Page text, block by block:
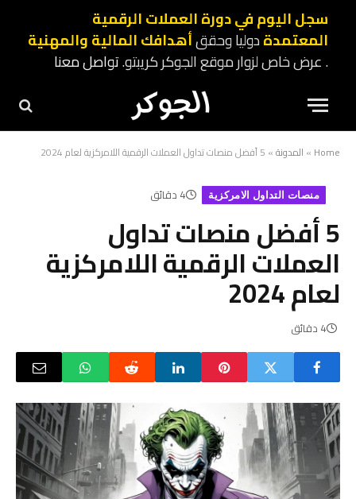
سجل اليوم في دورة العملات الرقمية
المعتمدةدوليا وحققأهدافك المالية والمهنية
. عرض خاص لزوار موقع الجوكر كريبتو.تواصل معنا
Home
» المدونة» 5 أفضل منصات تداول العملات الرقمية اللامركزية لعام 2024
منصات التداول الامركزية 4 دقائق
5 أفضل منصات تداول
العملات الرقمية اللامركزية
لعام 2024
4 دقائق